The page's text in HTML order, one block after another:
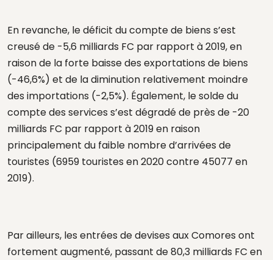
En revanche, le déficit du compte de biens s’est
creusé de -5,6 milliards FC par rapport à 2019, en
raison de la forte baisse des exportations de biens
(-46,6%) et de la diminution relativement moindre
des importations (-2,5%). Également, le solde du
compte des services s’est dégradé de près de -20
milliards FC par rapport à 2019 en raison
principalement du faible nombre d’arrivées de
touristes (6959 touristes en 2020 contre 45077 en
2019).
Par ailleurs, les entrées de devises aux Comores ont
fortement augmenté, passant de 80,3 milliards FC en